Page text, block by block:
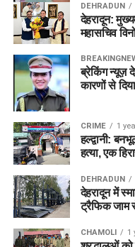
DEHRADUN
देहरादून:
महासचिव
ब्रेकिंग न्यूज़
कारणों से
CRIME 1
हल्द्वानी:
हत्या, एक
DEHRADUN
देहरादून में
ट्रैफिक जाम
CHAMOLI 1